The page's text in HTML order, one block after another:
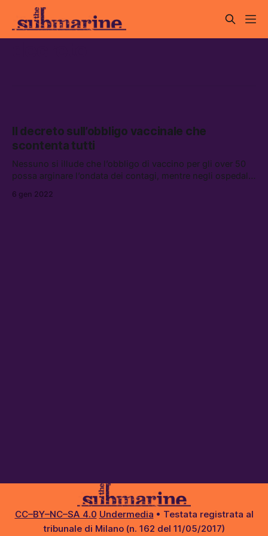
Il decreto sull’obbligo vaccinale che
scontenta tutti
Nessuno si illude che l’obbligo di vaccino per gli over 50
possa arginare l’ondata dei contagi, mentre negli ospedali
6 gen 2022
CC–BY–NC–SA 4.0 Undermedia • Testata registrata al
tribunale di Milano (n. 162 del 11/05/2017)